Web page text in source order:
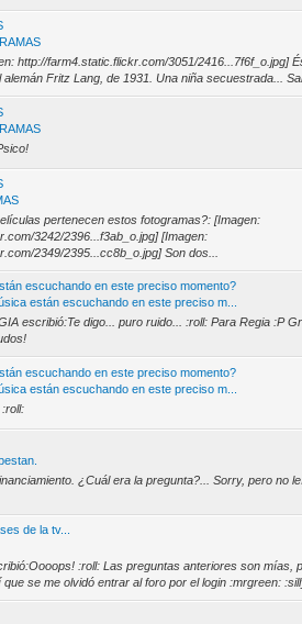
http://farm4.static.flickr.com/3051/2416...7f6f_o.jpg]
Fritz Lang, de 1931. Una niña secuestrada...
pertenecen estos fotogramas?: [Imagen:
3242/2396...f3ab_o.jpg] [Imagen:
2349/2395...cc8b_o.jpg] Son dos...
escuchando en este preciso momento?
están escuchando en este preciso m...
escribió:Te digo... puro ruido... :roll: Para Regia :P
escuchando en este preciso momento?
están escuchando en este preciso m...
:roll:
¿Cuál era la pregunta?... Sorry, pero no
de la tv...
:roll: Las preguntas anteriores son mías,
se me olvidó entrar al foro por el login :mrgreen: